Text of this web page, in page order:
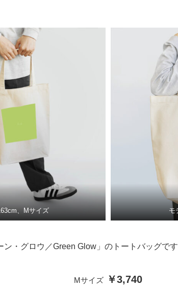
、Mサイズ モ
・グロウ／Green Glow」のトートバッグです
Mサイズ ￥3,740